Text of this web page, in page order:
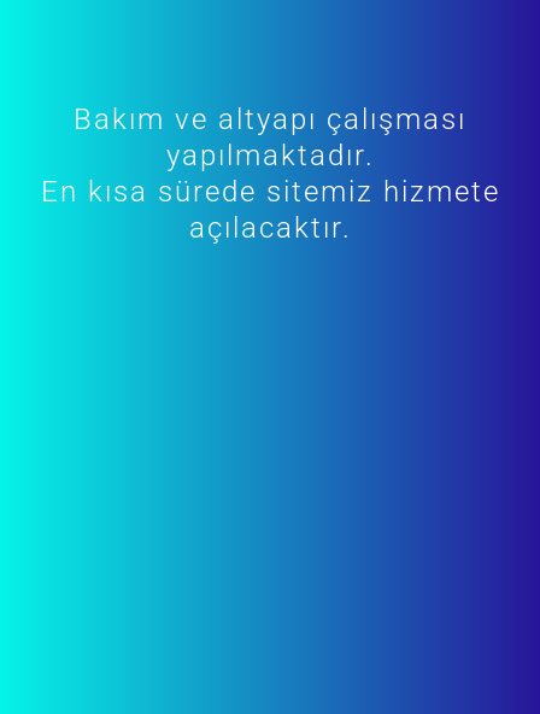
Bakım ve altyapı çalışması
yapılmaktadır.
En kısa sürede sitemiz hizmete
açılacaktır.